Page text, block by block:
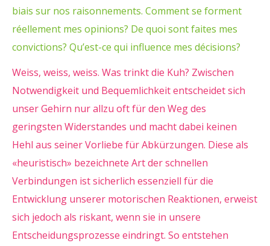
biais sur nos raisonnements. Comment se forment
réellement mes opinions? De quoi sont faites mes
convictions? Qu’est-ce qui influence mes décisions?
Weiss, weiss, weiss. Was trinkt die Kuh? Zwischen
Notwendigkeit und Bequemlichkeit entscheidet sich
unser Gehirn nur allzu oft für den Weg des
geringsten Widerstandes und macht dabei keinen
Hehl aus seiner Vorliebe für Abkürzungen. Diese als
«heuristisch» bezeichnete Art der schnellen
Verbindungen ist sicherlich essenziell für die
Entwicklung unserer motorischen Reaktionen, erweist
sich jedoch als riskant, wenn sie in unsere
Entscheidungsprozesse eindringt. So entstehen